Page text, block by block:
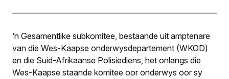
‘n Gesamentlike subkomitee, bestaande uit amptenare
van die Wes-Kaapse onderwysdepartement (WKOD)
en die Suid-Afrikaanse Polisiediens, het onlangs die
Wes-Kaapse staande komitee oor onderwys oor sy